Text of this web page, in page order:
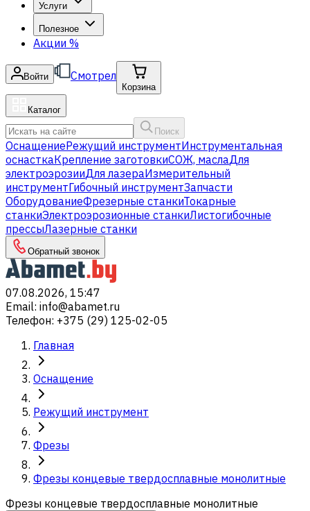
Услуги
Полезное
Акции %
Войти Смотрел
Корзина
Каталог
Поиск
ОснащениеРежущий инструментИнструментальная
оснасткаКрепление заготовкиСОЖ, маслаДля
электроэрозииДля лазераИзмерительный
инструментГибочный инструментЗапчасти
ОборудованиеФрезерные станкиТокарные
станкиЭлектроэрозионные станкиЛистогибочные
прессыЛазерные станки
Обратный звонок
07.08.2026, 15:47
Email: info@abamet.ru
Телефон: +375 (29) 125-02-05
Главная
Оснащение
Режущий инструмент
Фрезы
Фрезы концевые твердосплавные монолитные
Фрезы концевые твердосплавные монолитные